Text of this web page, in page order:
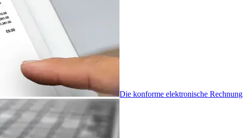
Die konforme elektronische Rechnung